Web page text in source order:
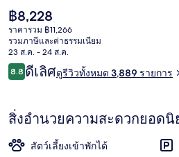
ราคา
ปัจจุบัน
฿8,228
฿8,228
ราคารวม ฿11,266
รวมภาษีและค่าธรรมเนียม
23 ส.ค. - 24 ส.ค.
รีวิว
8.88.8 จาก 10
ดีเลิศดูรีวิวทั้งหมด 3,889 รายการ
สิ่งอำนวยความสะดวกยอดนิ
สัตว์เลี้ยงเข้าพักได้